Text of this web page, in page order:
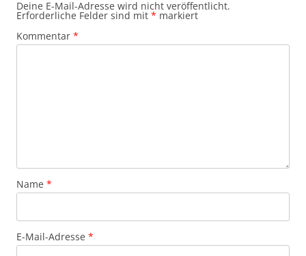
Deine E-Mail-Adresse wird nicht veröffentlicht.
Erforderliche Felder sind mit * markiert
Kommentar *
Name *
E-Mail-Adresse *